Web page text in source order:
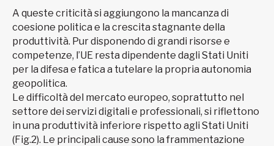
A queste criticità si aggiungono la mancanza di
coesione politica e la crescita stagnante della
produttività. Pur disponendo di grandi risorse e
competenze, l’UE resta dipendente dagli Stati Uniti
per la difesa e fatica a tutelare la propria autonomia
geopolitica.
Le difficoltà del mercato europeo, soprattutto nel
settore dei servizi digitali e professionali, si riflettono
in una produttività inferiore rispetto agli Stati Uniti
(Fig.2). Le principali cause sono la frammentazione